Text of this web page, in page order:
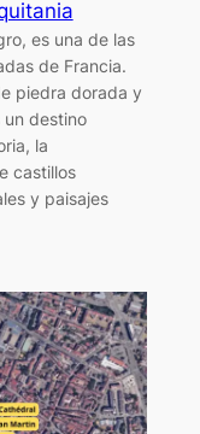
es una de las
de Francia.
piedra dorada y
destino
la
castillos
y paisajes